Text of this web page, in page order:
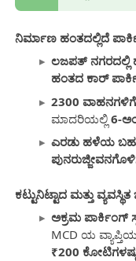
ನಿರ್ಮಾಣ ಹಂತದಲ್ಲಿದೆ
ಲಜಪತ್ ನಗರದಲ್ಲಿ
ಹಂತದ ಕಾರ್
2300 ವಾಹನಗಳಿಗೆ
ಮಾದರಿಯಲ್ಲಿ6-
ಎರಡು ಹಳೆಯ
ಕಟ್ಟುನಿಟ್ಟಾದ ಮತ್ತು
ಅಕ್ರಮ ಪಾರ್ಕಿಂಗ್
MCD ಯ
₹200